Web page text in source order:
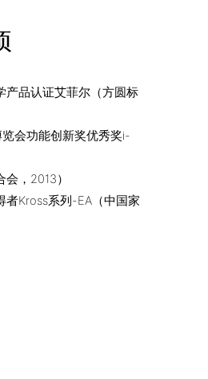
产品认证艾菲尔（方圆标
会功能创新奖优秀奖i-
，2013）
Kross系列-EA（中国家